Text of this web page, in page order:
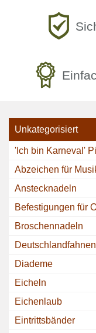
Unkategorisiert
'Ich bin Karneval'
Abzeichen für
Anstecknadeln
Befestigungen für
Broschennadeln
Deutschlandfahnen
Diademe
Eicheln
Eichenlaub
Eintrittsbänder